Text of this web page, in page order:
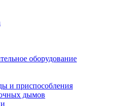
оборудование
и приспособления
дымов